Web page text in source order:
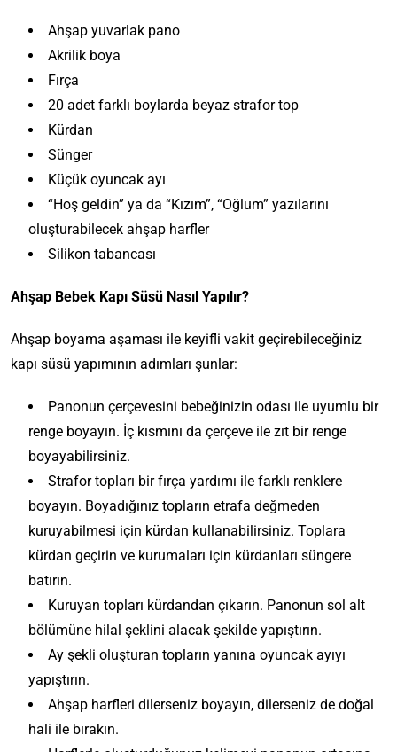
Ahşap yuvarlak pano
Akrilik boya
Fırça
20 adet farklı boylarda beyaz strafor top
Kürdan
Sünger
Küçük oyuncak ayı
“Hoş geldin” ya da “Kızım”, “Oğlum” yazılarını
oluşturabilecek ahşap harfler
Silikon tabancası
Ahşap Bebek Kapı Süsü Nasıl Yapılır?
Ahşap boyama aşaması ile keyifli vakit geçirebileceğiniz
kapı süsü yapımının adımları şunlar:
Panonun çerçevesini bebeğinizin odası ile uyumlu bir
renge boyayın. İç kısmını da çerçeve ile zıt bir renge
boyayabilirsiniz.
Strafor topları bir fırça yardımı ile farklı renklere
boyayın. Boyadığınız topların etrafa değmeden
kuruyabilmesi için kürdan kullanabilirsiniz. Toplara
kürdan geçirin ve kurumaları için kürdanları süngere
batırın.
Kuruyan topları kürdandan çıkarın. Panonun sol alt
bölümüne hilal şeklini alacak şekilde yapıştırın.
Ay şekli oluşturan topların yanına oyuncak ayıyı
yapıştırın.
Ahşap harfleri dilerseniz boyayın, dilerseniz de doğal
hali ile bırakın.